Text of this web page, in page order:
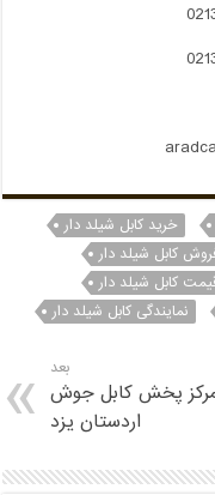
خرید کابل شیلد دار
کابل شیلد دار
کابل شیلد دار
نمایندگی کابل شیلد دار
بعد
پخش کابل جوش
اردستان یزد